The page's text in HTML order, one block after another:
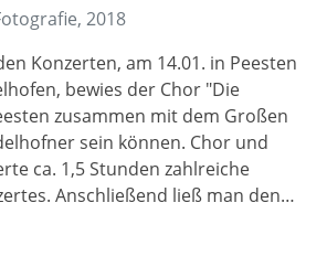
2018
Konzerten, am 14.01. in Peesten
bewies der Chor "Die
zusammen mit dem Großen
sein können. Chor und
ca. 1,5 Stunden zahlreiche
Anschließend ließ man den…